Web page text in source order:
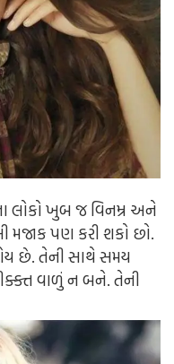
લોકો ખુબ જ વિનમ્ર અને
મજાક પણ કરી શકો છો.
છે. તેની સાથે સમય
વાળું ન બને. તેની